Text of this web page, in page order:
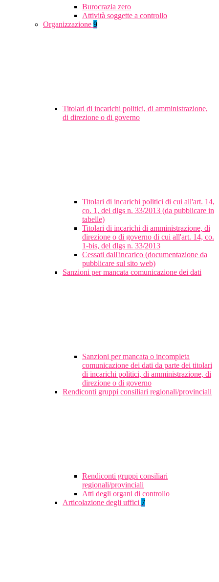
Burocrazia zero
Attività soggette a controllo
Organizzazione 9
Titolari di incarichi politici, di amministrazione,
di direzione o di governo
Titolari di incarichi politici di cui all'art. 14,
co. 1, del dlgs n. 33/2013 (da pubblicare in
tabelle)
Titolari di incarichi di amministrazione, di
direzione o di governo di cui all'art. 14, co.
1-bis, del dlgs n. 33/2013
Cessati dall'incarico (documentazione da
pubblicare sul sito web)
Sanzioni per mancata comunicazione dei dati
Sanzioni per mancata o incompleta
comunicazione dei dati da parte dei titolari
di incarichi politici, di amministrazione, di
direzione o di governo
Rendiconti gruppi consiliari regionali/provinciali
Rendiconti gruppi consiliari
regionali/provinciali
Atti degli organi di controllo
Articolazione degli uffici 7